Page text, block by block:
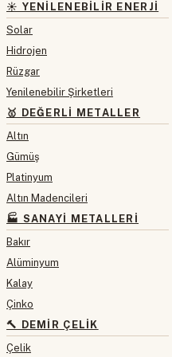
☀️ YENILENEBILIR ENERJI
Solar
Hidrojen
Rüzgar
Yenilenebilir Şirketleri
🥇 DEĞERLI METALLER
Altın
Gümüş
Platinyum
Altın Madencileri
🏭 SANAYI METALLERI
Bakır
Alüminyum
Kalay
Çinko
🔨 DEMIR ÇELIK
Çelik